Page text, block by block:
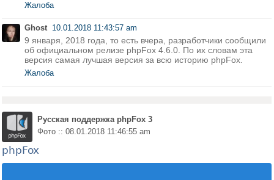
Жалоба
Ghost 10.01.2018 11:43:57 am
9 января, 2018 года, то есть вчера, разработчики сообщили
об официальном релизе phpFox 4.6.0. По их словам эта
версия самая лучшая версия за всю историю phpFox.
Жалоба
Русская поддержка phpFox 3
Фото :: 08.01.2018 11:46:55 am
phpFox